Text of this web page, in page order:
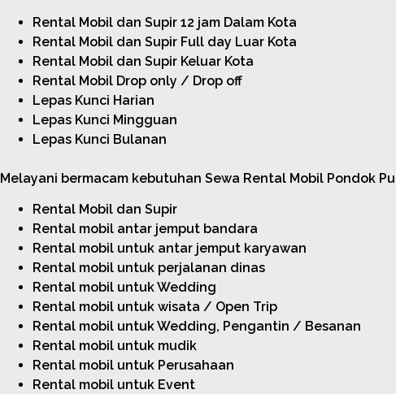
Rental Mobil dan Supir 12 jam Dalam Kota
Rental Mobil dan Supir Full day Luar Kota
Rental Mobil dan Supir Keluar Kota
Rental Mobil Drop only / Drop off
Lepas Kunci Harian
Lepas Kunci Mingguan
Lepas Kunci Bulanan
Melayani bermacam kebutuhan Sewa Rental Mobil Pondok
Rental Mobil dan Supir
Rental mobil antar jemput bandara
Rental mobil untuk antar jemput karyawan
Rental mobil untuk perjalanan dinas
Rental mobil untuk Wedding
Rental mobil untuk wisata / Open Trip
Rental mobil untuk Wedding, Pengantin / Besanan
Rental mobil untuk mudik
Rental mobil untuk Perusahaan
Rental mobil untuk Event